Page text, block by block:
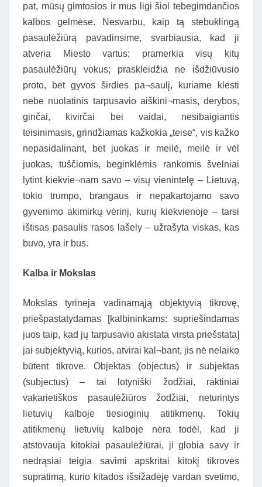
pat, mūsų gimtosios ir mus ligi šiol tebegimdančios
kalbos gelmėse. Nesvarbu, kaip tą stebuklingą
pasaulėžiūrą pavadinsime, svarbiausia, kad ji
atveria Miesto vartus; pramerkia visų kitų
pasaulėžiūrų vokus; praskleidžia ne išdžiūvusio
proto, bet gyvos širdies pa¬saulį, kuriame klesti
nebe nuolatinis tarpusavio aiškini¬masis, derybos,
ginčai, kivirčai bei vaidai, nesibaigiantis
teisinimasis, grindžiamas kažkokia „teise“, vis kažko
nepasidalinant, bet juokas ir meilė, meilė ir vėl
juokas, tuščiomis, beginklėmis rankomis švelniai
lytint kiekvie¬nam savo – visų vienintelę – Lietuvą,
tokio trumpo, brangaus ir nepakartojamo savo
gyvenimo akimirkų vėrinį, kurių kiekvienoje – tarsi
ištisas pasaulis rasos lašely – užrašyta viskas, kas
buvo, yra ir bus.
Kalba ir Mokslas
Mokslas tyrinėja vadinamąją objektyvią tikrovę,
priešpastatydamas [kalbininkams: supriešindamas
juos taip, kad jų tarpusavio akistata virsta priešstata]
jai subjektyvią, kurios, atvirai kal¬bant, jis nė nelaiko
būtent tikrove. Objektas (objectus) ir subjektas
(subjectus) – tai lotyniški žodžiai, raktiniai
vakarietiškos pasaulėžiūros žodžiai, neturintys
lietuvių kalboje tiesioginių atitikmenų. Tokių
atitikmenų lietuvių kalboje nėra todėl, kad ji
atstovauja kitokiai pasaulėžiūrai, ji globia savy ir
nedrąsiai teigia savimi apskritai kitokį tikrovės
supratimą, kurio kitados išsižadėję vardan svetimo,